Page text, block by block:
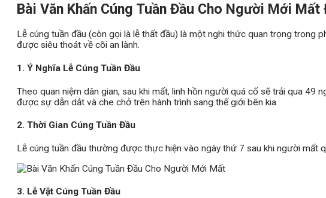
Bài Văn Khấn Cúng Tuần Đầu Cho Người Mới
Lễ cúng tuần đầu (còn gọi là lễ thất đầu) là một nghi thức quan trọng
được siêu thoát về cõi an lành.
1. Ý Nghĩa Lễ Cúng Tuần Đầu
Theo quan niệm dân gian, sau khi mất, linh hồn người quá cố sẽ trải qua 49
được sự dẫn dắt và che chở trên hành trình sang thế giới bên kia.
2. Thời Gian Cúng Tuần Đầu
Lễ cúng tuần đầu thường được thực hiện vào ngày thứ 7 sau khi người mất
3. Lễ Vật Cúng Tuần Đầu